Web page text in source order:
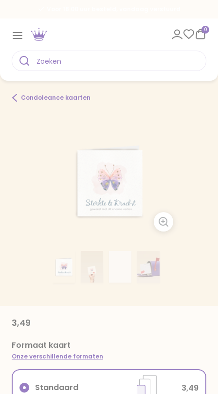
0
Condoleance kaarten
3,49
Formaat kaart
Onze verschillende formaten
Standaard 3,49